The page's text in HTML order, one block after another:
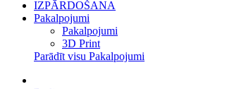
IZPĀRDOŠANA
Pakalpojumi
Pakalpojumi
3D Print
Parādīt visu Pakalpojumi